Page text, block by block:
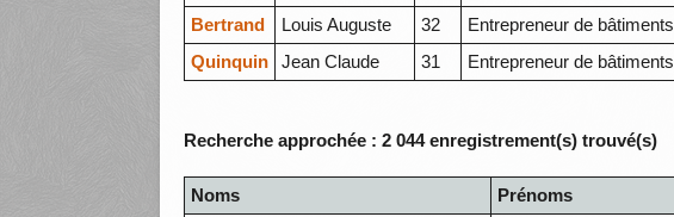
Bertrand
Louis Auguste 32 Entrepreneur de bâtiments
Quinquin
Jean Claude 31 Entrepreneur de bâtiments
Recherche approchée : 2 044 enregistrement(s) trouvé(s)
Noms Prénoms